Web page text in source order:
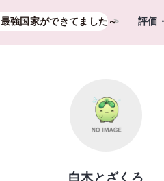
強国家ができてました～ 評価
白木とざくろ